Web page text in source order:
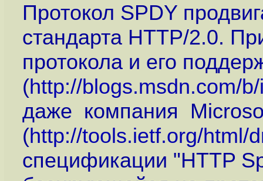
Протокол SPDY
стандарта HTTP/2.0.
протокола и его
(http://blogs.msdn.com/
даже компания
(http://tools.ietf.org/html/
спецификации "HTTP